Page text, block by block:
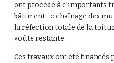
ont procédé à d’importants
bâtiment: le chaînage des
la réfection totale de la
voûte restante.
Ces travaux ont été financés